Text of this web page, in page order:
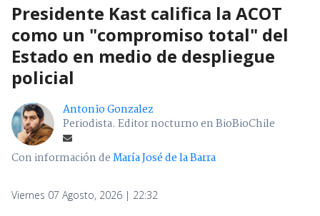
Presidente Kast califica la ACOT
como un "compromiso total" del
Estado en medio de despliegue
policial
Antonio Gonzalez
Periodista. Editor nocturno en BioBioChile
Con información deMaría José de la Barra
Viernes 07 Agosto, 2026 | 22:32